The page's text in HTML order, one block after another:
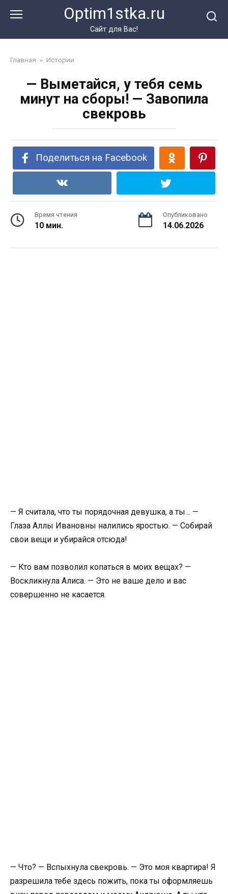
Optim1stka.ru
Сайт для Вас!
Главная » Истории
— Выметайся, у тебя семь
минут на сборы! — Завопила
свекровь
Поделиться на Facebook
Время чтения
10 мин.
Опубликовано
14.06.2026
— Я считала, что ты порядочная девушка, а ты… —
Глаза Аллы Ивановны налились яростью. — Собирай
свои вещи и убирайся отсюда!
— Кто вам позволил копаться в моих вещах? —
Воскликнула Алиса. — Это не ваше дело и вас
совершенно не касается.
— Что? — Вспыхнула свекровь. — Это моя квартира! Я
разрешила тебе здесь пожить, пока ты оформляешь